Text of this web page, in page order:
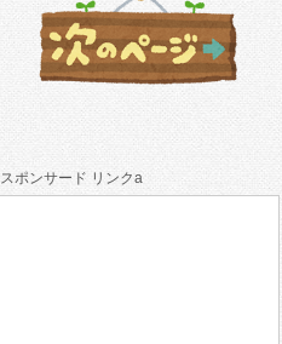
スポンサード リンクa